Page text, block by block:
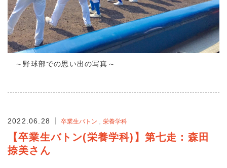
～野球部での思い出の写真～
2022.06.28 卒業生バトン 栄養学科
【卒業生バトン(栄養学科)】第七走：森田
捺美さん